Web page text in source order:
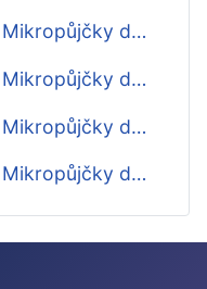
Mikropůjčky do 17000 Kč
Mikropůjčky do 18000 Kč
Mikropůjčky do 19000 Kč
Mikropůjčky do 20000 Kč